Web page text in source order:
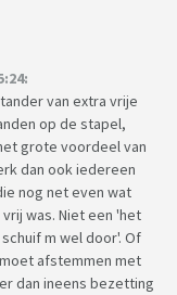
van extra vrije
op de stapel,
grote voordeel van
dan ook iedereen
nog net even wat
was. Niet een 'het
m wel door'. Of
afstemmen met
dan ineens bezetting